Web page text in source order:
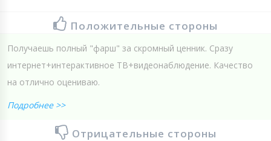
Положительные стороны
Получаешь полный "фарш" за скромный ценник. Сразу
интернет+интерактивное ТВ+видеонаблюдение. Качество
на отлично оцениваю.
Подробнее >>
Отрицательные стороны